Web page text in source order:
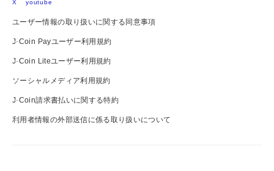
ユーザー情報の取り扱いに関する同意事項
J-Coin Payユーザー利用規約
J-Coin Liteユーザー利用規約
ソーシャルメディア利用規約
J-Coin請求書払いに関する特約
利用者情報の外部送信に係る取り扱いについて